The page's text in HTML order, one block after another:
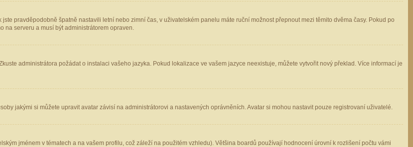
pravděpodobně špatně nastavili letní nebo zimní čas, v uživatelském panelu máte ruční možnost přepnout mezi těmito dvěma časy. Pokud po
na serveru a musí být administrátorem opraven.
administrátora požádat o instalaci vašeho jazyka. Pokud lokalizace ve vašem jazyce neexistuje, můžete vytvořit nový překlad. Více informací je
jakými si můžete upravit avatar závisí na administrátorovi a nastavených oprávněních. Avatar si mohou nastavit pouze registrovaní uživatelé.
jménem v tématech a na vašem profilu, což záleží na použitém vzhledu). Většina boardů používají hodnocení úrovní k rozlišení počtu vámi